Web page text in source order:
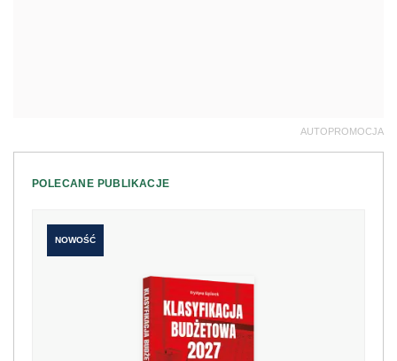
AUTOPROMOCJA
POLECANE PUBLIKACJE
NOWOŚĆ